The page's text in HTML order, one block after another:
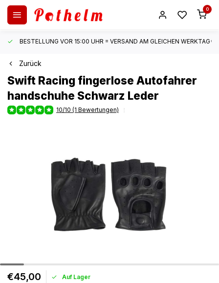
0
BESTELLUNG VOR 15:00 UHR = VERSAND AM GLEICHEN WERKTAG*
Zurück
Swift Racing fingerlose Autofahrer
handschuhe Schwarz Leder
10/10 (1 Bewertungen)
€45,00 Auf Lager